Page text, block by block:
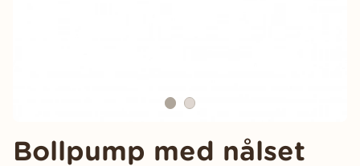
Bollpump med nålset